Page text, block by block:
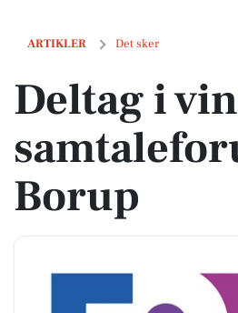
ARTIKLER Det sker
Deltag i vinterens samtaleforum i
Deltag i
Borup